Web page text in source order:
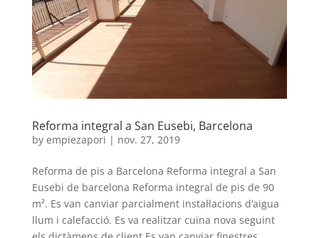
Reforma integral a San Eusebi, Barcelona
by empiezapori | nov. 27, 2019
Reforma de pis a Barcelona Reforma integral a San
Eusebi de barcelona Reforma integral de pis de 90
m². Es van canviar parcialment instal·lacions d’aigua
llum i calefacció. Es va realitzar cuina nova seguint